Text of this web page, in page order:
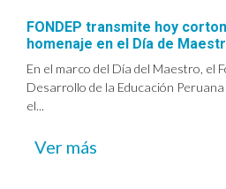
FONDEP transmite hoy
homenaje en el Día de
En el marco del Día del Maestro, el
Desarrollo de la Educación
el...
Ver más